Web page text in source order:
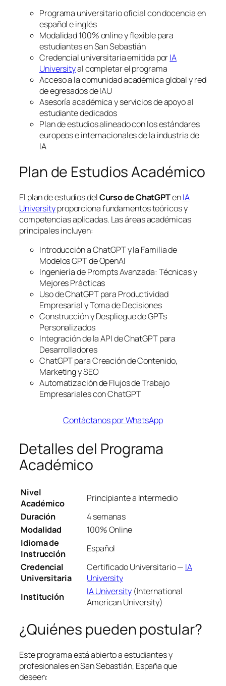
Programa universitario oficial con docencia en
español e inglés
Modalidad 100% online y flexible para
estudiantes en San Sebastián
Credencial universitaria emitida porIA
Universityal completar el programa
Acceso a la comunidad académica global y red
de egresados de IAU
Asesoría académica y servicios de apoyo al
estudiante dedicados
Plan de estudios alineado con los estándares
europeos e internacionales de la industria de
IA
Plan de Estudios Académico
El plan de estudios delCurso de ChatGPTenIA
Universityproporciona fundamentos teóricos y
competencias aplicadas. Las áreas académicas
principales incluyen:
Introducción a ChatGPT y la Familia de
Modelos GPT de OpenAI
Ingeniería de Prompts Avanzada: Técnicas y
Mejores Prácticas
Uso de ChatGPT para Productividad
Empresarial y Toma de Decisiones
Construcción y Despliegue de GPTs
Personalizados
Integración de la API de ChatGPT para
Desarrolladores
ChatGPT para Creación de Contenido,
Marketing y SEO
Automatización de Flujos de Trabajo
Empresariales con ChatGPT
Contáctanos por WhatsApp
Detalles del Programa
Académico
Nivel
Académico
Principiante a Intermedio
Duración
4 semanas
Modalidad
100% Online
Idioma de
Instrucción
Español
Credencial
Universitaria
Certificado Universitario — IA
University
Institución
IA University(International
American University)
¿Quiénes pueden postular?
Este programa está abierto a estudiantes y
profesionales en San Sebastián, España que
deseen: